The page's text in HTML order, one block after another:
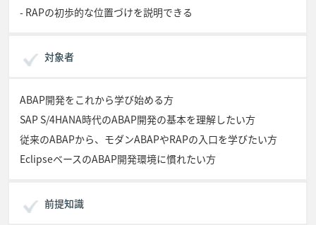
- RAPの初歩的な位置づけを説明できる
対象者
ABAP開発をこれから学び始める方
SAP S/4HANA時代のABAP開発の基本を理解したい方
従来のABAPから、モダンABAPやRAPの入口を学びたい方
EclipseベースのABAP開発環境に慣れたい方
前提知識